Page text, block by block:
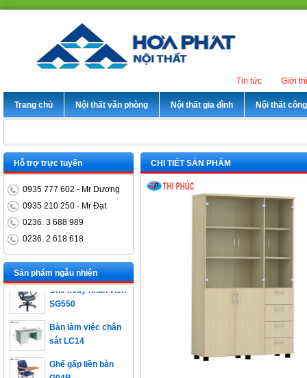
Giới
Tin tức
Trang chủ Nội thất văn phòng Nội thất gia đình Nội thất
CHI TIẾT SẢN PHẨM
Hỗ trợ trực tuyến
0935 777 602 - Mr Dương
0935 210 250 - Mr Đạt
0236. 3 688 989
0236. 2 618 618
Sản phẩm ngẫu nhiên
Bàn trưởng phòng
ET1400D
Ghế xoay nhân viên
SG550
sắt LC14
G04B